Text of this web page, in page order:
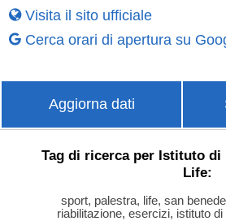
Visita il sito ufficiale
Cerca orari di apertura su
Aggiorna dati
Tag di ricerca per Istituto
Life:
sport, palestra, life, san
riabilitazione, esercizi, istituto